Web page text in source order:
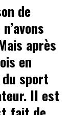
de
après
en
sport
Il est